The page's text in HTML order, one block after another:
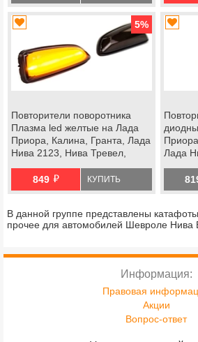
5%
Повторители поворотника
Плазма led желтые на Лада
Приора, Калина, Гранта, Лада
Нива 2123, Нива Тревел,
849 й КУПИТЬ
Лада
2009
В данной группе представлены
прочее для автомобилей Шевроле Нива
Информация:
Правовая
Акции
Вопрос-ответ